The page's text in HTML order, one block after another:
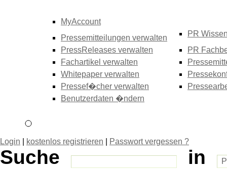
MyAccount
Pressemitteilungen verwalten
PressReleases verwalten
Fachartikel verwalten
Whitepaper verwalten
Pressef�cher verwalten
Benutzerdaten �ndern
PR
PR
Login kostenlos registrieren Passwort vergessen ?
Suche
in